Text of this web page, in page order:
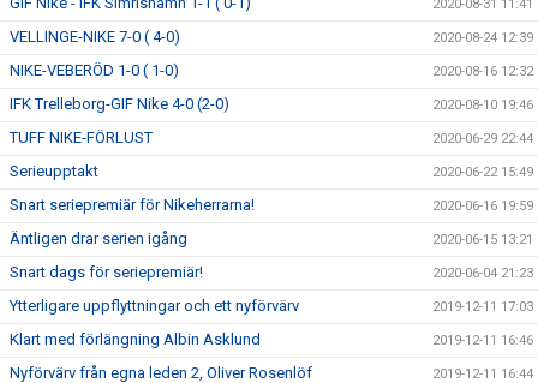
2020-08-31 11:41
VELLINGE-NIKE 7-0 ( 4-0) 2020-08-24 12:39
NIKE-VEBERÖD 1-0 ( 1-0) 2020-08-16 12:32
IFK Trelleborg-GIF Nike 4-0 (2-0) 2020-08-10 19:46
TUFF NIKE-FÖRLUST 2020-06-29 22:44
Serieupptakt 2020-06-22 15:49
Snart seriepremiär för Nikeherrarna! 2020-06-16 19:59
Äntligen drar serien igång 2020-06-15 13:21
Snart dags för seriepremiär! 2020-06-04 21:23
Ytterligare uppflyttningar och ett nyförvärv 2019-12-11 17:03
Klart med förlängning Albin Asklund 2019-12-11 16:46
Nyförvärv från egna leden 2, Oliver Rosenlöf 2019-12-11 16:44